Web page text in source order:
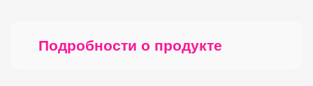
Подробности о продукте